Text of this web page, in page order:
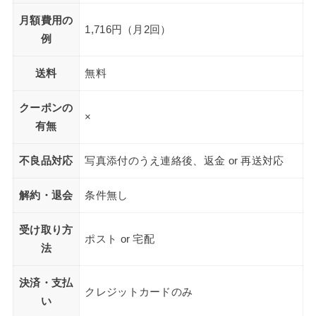
月額費用の
例
1,716円（月2回）
送料 無料
クーポンの
有無
×
不良品対応 写真添付のうえ連絡後、返金 or 再送対応
解約・退会 条件無し
受け取り方
法
ポスト or 宅配
決済・支払
い
クレジットカードのみ